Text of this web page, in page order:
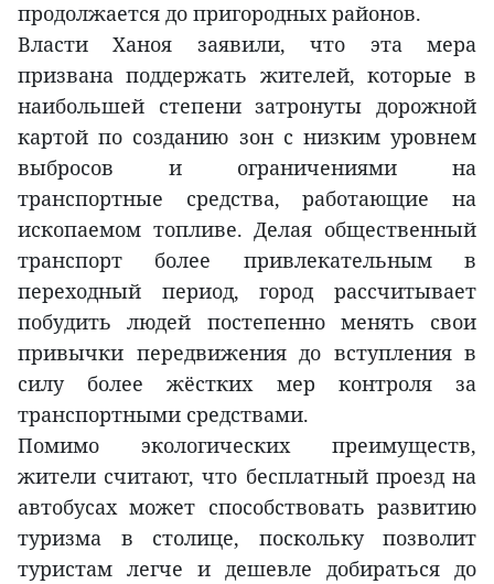
продолжается до пригородных районов.
Власти Ханоя заявили, что эта мера
призвана поддержать жителей, которые в
наибольшей степени затронуты дорожной
картой по созданию зон с низким уровнем
выбросов и ограничениями на
транспортные средства, работающие на
ископаемом топливе. Делая общественный
транспорт более привлекательным в
переходный период, город рассчитывает
побудить людей постепенно менять свои
привычки передвижения до вступления в
силу более жёстких мер контроля за
транспортными средствами.
Помимо экологических преимуществ,
жители считают, что бесплатный проезд на
автобусах может способствовать развитию
туризма в столице, поскольку позволит
туристам легче и дешевле добираться до